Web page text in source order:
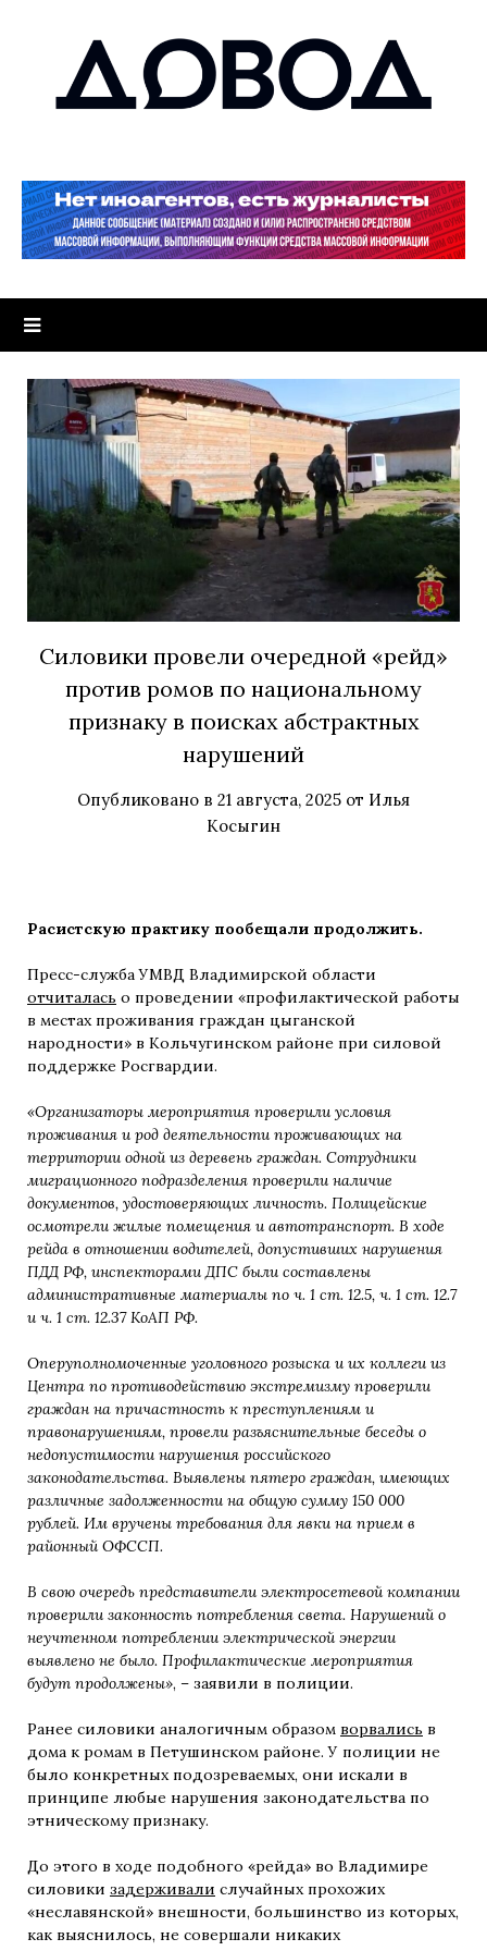
Силовики провели очередной «рейд»
против ромов по национальному
признаку в поисках абстрактных
нарушений
Опубликовано в 21 августа, 2025 от Илья
Косыгин
Расистскую практику пообещали продолжить.
Пресс-служба УМВД Владимирской области
отчиталась о проведении «профилактической работы
в местах проживания граждан цыганской
народности» в Кольчугинском районе при силовой
поддержке Росгвардии.
«Организаторы мероприятия проверили условия
проживания и род деятельности проживающих на
территории одной из деревень граждан. Сотрудники
миграционного подразделения проверили наличие
документов, удостоверяющих личность. Полицейские
осмотрели жилые помещения и автотранспорт. В ходе
рейда в отношении водителей, допустивших нарушения
ПДД РФ, инспекторами ДПС были составлены
административные материалы по ч. 1 ст. 12.5, ч. 1 ст. 12.7
и ч. 1 ст. 12.37 КоАП РФ.
Оперуполномоченные уголовного розыска и их коллеги из
Центра по противодействию экстремизму проверили
граждан на причастность к преступлениям и
правонарушениям, провели разъяснительные беседы о
недопустимости нарушения российского
законодательства. Выявлены пятеро граждан, имеющих
различные задолженности на общую сумму 150 000
рублей. Им вручены требования для явки на прием в
районный ОФССП.
В свою очередь представители электросетевой компании
проверили законность потребления света. Нарушений о
неучтенном потреблении электрической энергии
выявлено не было. Профилактические мероприятия
будут продолжены», – заявили в полиции.
Ранее силовики аналогичным образом ворвались в
дома к ромам в Петушинском районе. У полиции не
было конкретных подозреваемых, они искали в
принципе любые нарушения законодательства по
этническому признаку.
До этого в ходе подобного «рейда» во Владимире
силовики задерживали случайных прохожих
«неславянской» внешности, большинство из которых,
как выяснилось, не совершали никаких